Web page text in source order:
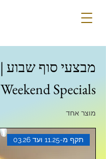
מבצעי סוף שבוע |
Weekend Specials
מוצר אחד
תקף מ-11.25 ועד 03.26